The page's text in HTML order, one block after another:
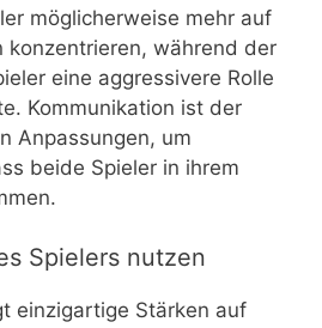
möglicherweise mehr auf
konzentrieren, während der
eine aggressivere Rolle
Kommunikation ist der
Anpassungen, um
beide Spieler in ihrem
Spielers nutzen
einzigartige Stärken auf